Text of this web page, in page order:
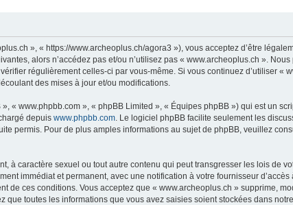
», « https://www.archeoplus.ch/agora3 »), vous acceptez d’être
alors n’accédez pas et/ou n’utilisez pas « www.archeoplus.ch ».
régulièrement celles-ci par vous-même. Si vous continuez d’utiliser «
des mises à jour et/ou modifications.
« www.phpbb.com », « phpBB Limited », « Équipes phpBB ») qui est un
depuis www.phpbb.com. Le logiciel phpBB facilite seulement les
permis. Pour de plus amples informations au sujet de phpBB, veuillez
à caractère sexuel ou tout autre contenu qui peut transgresser les lois de
immédiat et permanent, avec une notification à votre fournisseur d’accès
ces conditions. Vous acceptez que « www.archeoplus.ch » supprime,
toutes les informations que vous avez saisies soient stockées dans